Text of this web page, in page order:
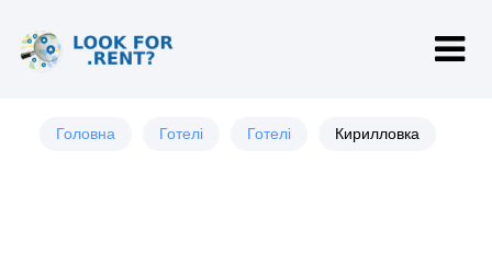
Головна Готелі Готелі Кирилловка